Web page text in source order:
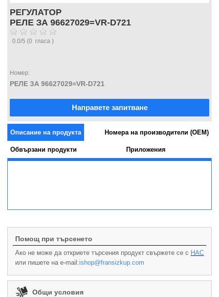
РЕГУЛАТОР
РЕЛЕ ЗА 96627029=VR-D721
0.0/5 (0 гласа )
Номер:
РЕЛЕ ЗА 96627029=VR-D721
Направете запитване
Описание на продукта Номера на производители (OEM)
Обвързани продукти Приложения
Помощ при търсенето
Ако не може да откриете търсения продукт свържете се с НАС
или пишете на e-mail:ishop@fransizkup.com
Общи условия